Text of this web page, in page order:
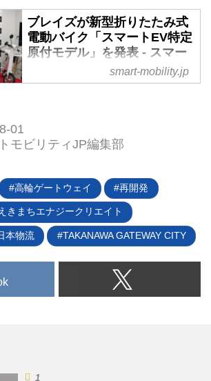
く、そして機動力も高い四輪の特
定小型原付に期待が集まってい
る。そうした中、特定小型原付の
NFR-01 proや、自転車と原付を
切り替えられるGFR-02など、二
タイプが完成し、2024年7月から
実証実験を行なっている。
はオリジナルブランドの
「ENERSYS（エナシス）」シリ
ーズの最新モデルとして、通学向
け電動アシスト自転車
「ENERSYS MELTY（エナシス
ブレイズが新型折りたたみ式
電動バイク「スマートEV特定
原付モデル」を発表 - スマー
トモビリティJP
「スマートEV特定原付モデル」
を発表した。8月下旬からクラウ
発売を開始する。（タイトル写真
はブレイズの市川社長［左］と愛
知県の大村知事［右］）
smart-mobility.jp
01
モビリティJP編集部
高輪ゲートウェイ 再開発
きまちエナジークリエイト
本物流 TAKANAWA GATEWAY CITY